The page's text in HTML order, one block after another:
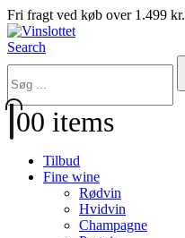
Fri fragt ved køb over 1.499 kr.
Search
00 items
Tilbud
Fine wine
Rødvin
Hvidvin
Champagne